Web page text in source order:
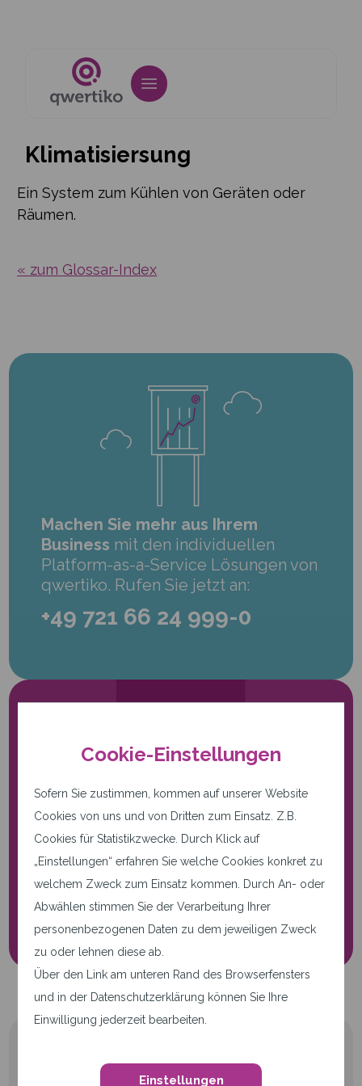
Cookie-Einstellungen
Sofern Sie zustimmen, kommen auf unserer Website
Cookies von uns und von Dritten zum Einsatz. Z.B.
Cookies für Statistikzwecke. Durch Klick auf
„Einstellungen“ erfahren Sie welche Cookies konkret zu
welchem Zweck zum Einsatz kommen. Durch An- oder
Abwählen stimmen Sie der Verarbeitung Ihrer
personenbezogenen Daten zu dem jeweiligen Zweck
zu oder lehnen diese ab.
Über den Link am unteren Rand des Browserfensters
und in der Datenschutzerklärung können Sie Ihre
Einwilligung jederzeit bearbeiten.
Einstellungen
Klimatisiersung
Ein System zum Kühlen von Geräten oder
Räumen.
« zum Glossar-Index
Machen Sie mehr aus Ihrem
Business mit den individuellen
Platform-as-a-Service Lösungen von
qwertiko. Rufen Sie jetzt an:
+49 721 66 24 999-0
Nur notwendige Cookies.
Diese Seite verwendet nur
notwendige Cookies.
Cookie-Einstellungen